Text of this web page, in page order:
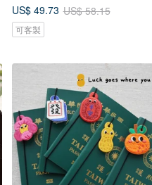
US$ 49.73 US$ 58.15
可客製